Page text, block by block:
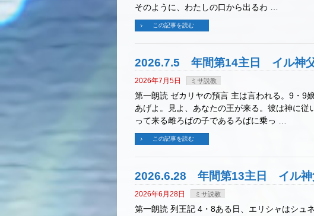
そのように、わたしの口から出るわ …
この記事を読む
2026.7.5 年間第14主日 イル神
2026年7月5日 ミサ説教
第一朗読 ゼカリヤの預言 主は言われる。9・9
あげよ。見よ、あなたの王が来る。彼は神に
って来る雌ろばの子であるろばに乗っ …
この記事を読む
2026.6.28 年間第13主日 イル神
2026年6月28日 ミサ説教
第一朗読 列王記 4・8ある日、エリシャはシュ